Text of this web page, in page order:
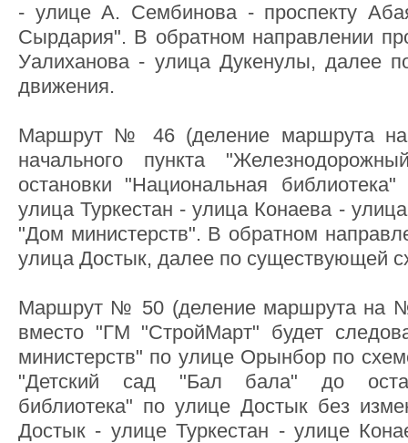
- улице А. Сембинова - проспекту
Сырдария". В обратном направлении
Уалиханова - улица Дукенулы, далее
движения.
Маршрут № 46 (деление
начального пункта
остановки "Национальная
улица Туркестан - улица Конаева -
"Дом министерств". В обратном
улица Достык, далее по существующей
Маршрут № 50 (деление маршрута на
вместо "ГМ "СтройМарт" будет
министерств" по улице Орынбор по
"Детский сад "Бал бала" до
библиотека" по улице Достык без
Достык - улице Туркестан - улице